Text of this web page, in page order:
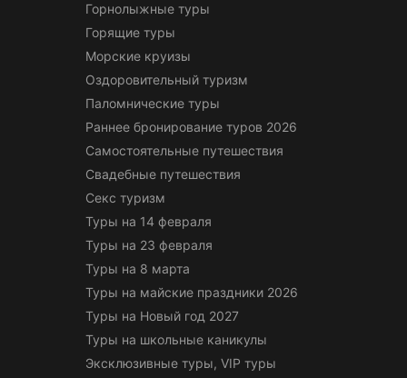
Горнолыжные туры
Горящие туры
Морские круизы
Оздоровительный туризм
Паломнические туры
Раннее бронирование туров 2026
Самостоятельные путешествия
Свадебные путешествия
Секс туризм
Туры на 14 февраля
Туры на 23 февраля
Туры на 8 марта
Туры на майские праздники 2026
Туры на Новый год 2027
Туры на школьные каникулы
Эксклюзивные туры, VIP туры